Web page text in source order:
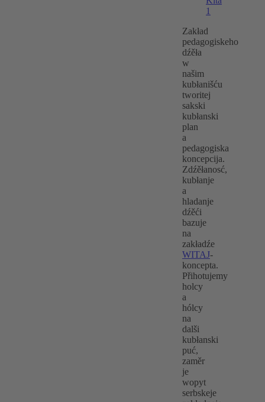
Zakład
pedagogiskeho
dźěła
w
našim
kubłanišću
tworitej
sakski
kubłanski
plan
a
pedagogiska
koncepcija.
Zdźěłanosć,
kubłanje
a
hladanje
dźěći
bazuje
na
zakładźe
WITAJ-
koncepta.
Přihotujemy
holcy
a
hólcy
na
dalši
kubłanski
puć,
zaměr
je
wopyt
serbskeje